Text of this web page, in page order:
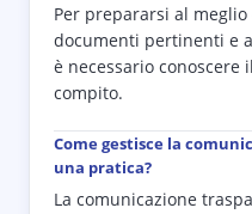
Per prepararsi al
documenti pertinenti e
è necessario
compito.
Come gestisce la
una pratica?
La comunicazione